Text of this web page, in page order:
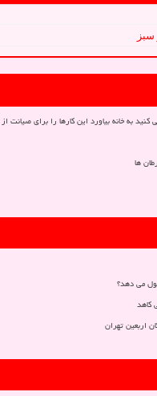
به خانه بیاورد این کارها را برای صیانت
ها
می دهد؟
کاهد
اربعین تهران